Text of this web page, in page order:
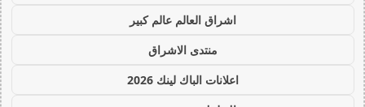
اشراق العالم عالم كبير
منتدى الاشراق
اعلانات الباك لينك 2026